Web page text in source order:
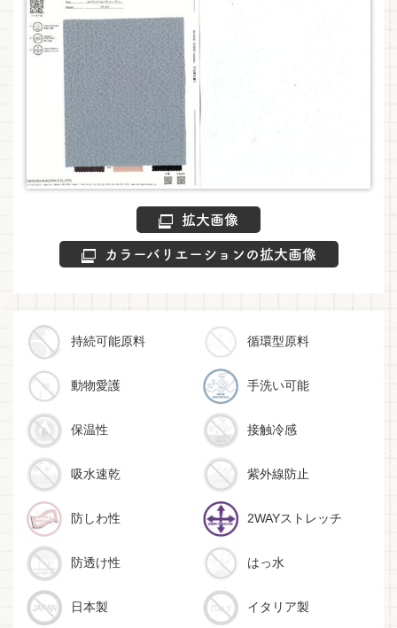
拡大画像
カラーバリエーションの拡大画像
持続可能原料 循環型原料
動物愛護 手洗い可能
保温性 接触冷感
吸水速乾 紫外線防止
防しわ性 2WAYストレッチ
防透け性 はっ水
日本製 イタリア製